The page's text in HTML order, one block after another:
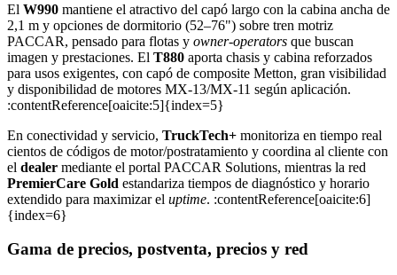
El W990 mantiene el atractivo del capó largo con la cabina ancha de
2,1 m y opciones de dormitorio (52–76") sobre tren motriz
PACCAR, pensado para flotas y owner-operators que buscan
imagen y prestaciones. El T880 aporta chasis y cabina reforzados
para usos exigentes, con capó de composite Metton, gran visibilidad
y disponibilidad de motores MX-13/MX-11 según aplicación.
:contentReference[oaicite:5]{index=5}
En conectividad y servicio, TruckTech+ monitoriza en tiempo real
cientos de códigos de motor/postratamiento y coordina al cliente con
el dealer mediante el portal PACCAR Solutions, mientras la red
PremierCare Gold estandariza tiempos de diagnóstico y horario
extendido para maximizar el uptime. :contentReference[oaicite:6]
{index=6}
Gama de precios, postventa, precios y red